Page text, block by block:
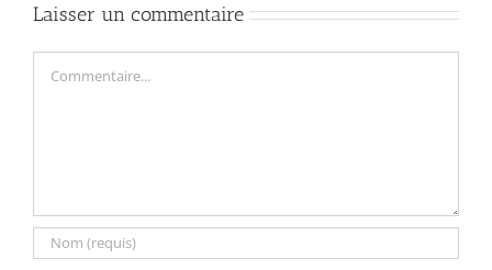
Laisser un commentaire